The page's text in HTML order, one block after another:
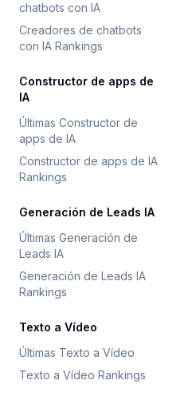
chatbots con IA
Creadores de chatbots
con IA Rankings
Constructor de apps de
IA
Últimas Constructor de
apps de IA
Constructor de apps de IA
Rankings
Generación de Leads IA
Últimas Generación de
Leads IA
Generación de Leads IA
Rankings
Texto a Vídeo
Últimas Texto a Vídeo
Texto a Vídeo Rankings